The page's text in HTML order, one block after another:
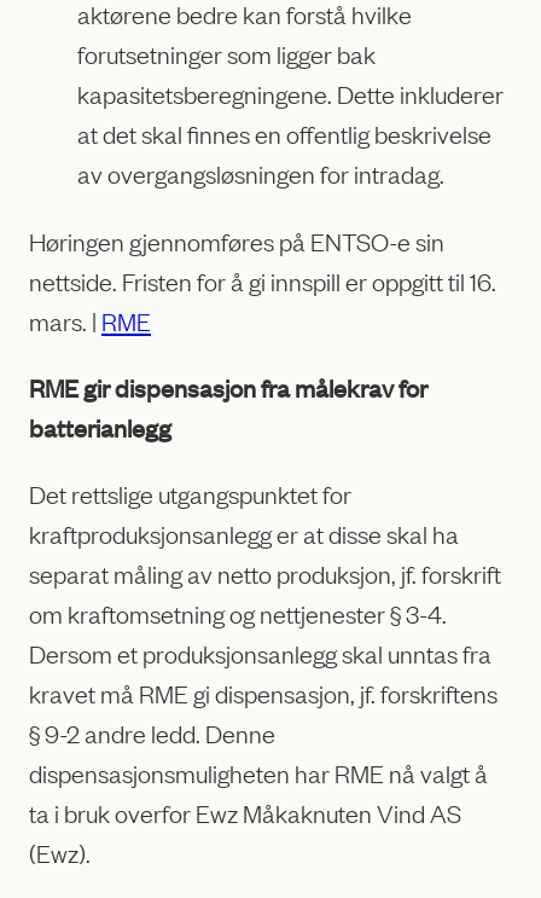
aktørene bedre kan forstå hvilke
forutsetninger som ligger bak
kapasitetsberegningene. Dette inkluderer
at det skal finnes en offentlig beskrivelse
av overgangsløsningen for intradag.
Høringen gjennomføres på ENTSO-e sin
nettside. Fristen for å gi innspill er oppgitt til 16.
mars. | RME
RME gir dispensasjon fra målekrav for
batterianlegg
Det rettslige utgangspunktet for
kraftproduksjonsanlegg er at disse skal ha
separat måling av netto produksjon, jf. forskrift
om kraftomsetning og nettjenester § 3-4.
Dersom et produksjonsanlegg skal unntas fra
kravet må RME gi dispensasjon, jf. forskriftens
§ 9-2 andre ledd. Denne
dispensasjonsmuligheten har RME nå valgt å
ta i bruk overfor Ewz Måkaknuten Vind AS
(Ewz).